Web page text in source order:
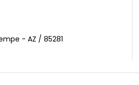
- AZ / 85281